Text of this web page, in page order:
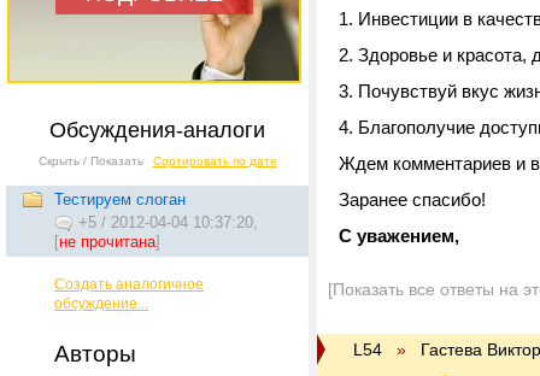
Обсуждения-аналоги
Скрыть / Показать Сортировать по дате
Тестируем слоган
+5 / 2012-04-04 10:37:20,
[не прочитана]
Создать аналогичное
обсуждение...
Авторы
1. Инвестиции в
2. Здоровье и красота,
3. Почувствуй вкус
4. Благополучие
Ждем комментариев и
Заранее спасибо!
С уважением,
[Показать все ответы на
L54 » Гастева